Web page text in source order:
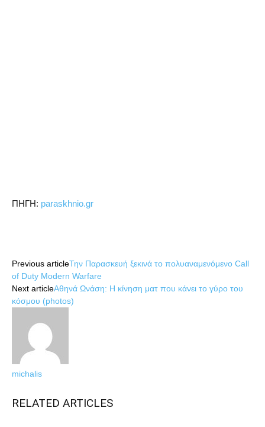
ΠΗΓΗ: paraskhnio.gr
Previous articleΤην Παρασκευή ξεκινά το πολυαναμενόμενο Call
of Duty Modern Warfare
Next articleΑθηνά Ωνάση: Η κίνηση ματ που κάνει το γύρο του
κόσμου (photos)
michalis
RELATED ARTICLES